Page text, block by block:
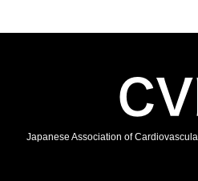
Japanese Association of